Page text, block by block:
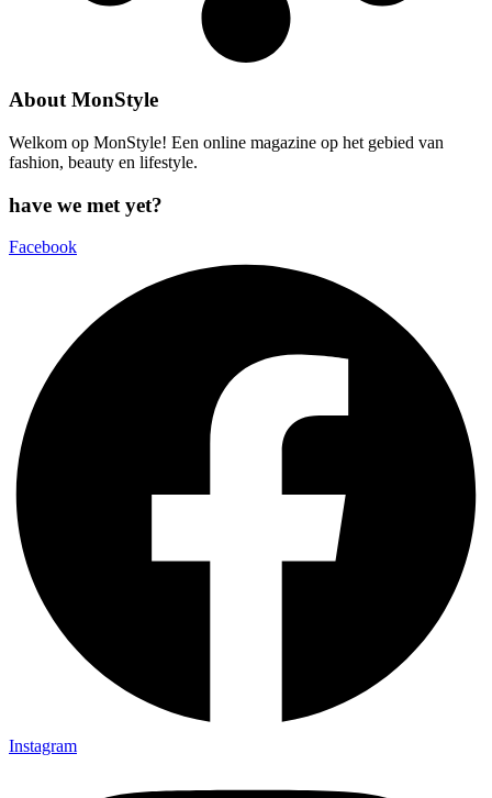
About MonStyle
Welkom op MonStyle! Een online magazine op het gebied van
fashion, beauty en lifestyle.
have we met yet?
Facebook
Instagram